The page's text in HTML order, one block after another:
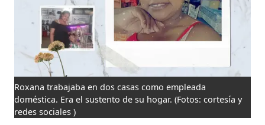
Roxana trabajaba en dos casas como empleada
doméstica. Era el sustento de su hogar.(Fotos: cortesía y
redes sociales )